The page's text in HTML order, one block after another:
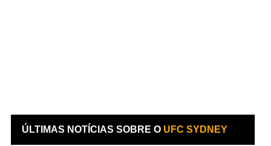
ÚLTIMAS NOTÍCIAS SOBRE O UFC SYDNEY